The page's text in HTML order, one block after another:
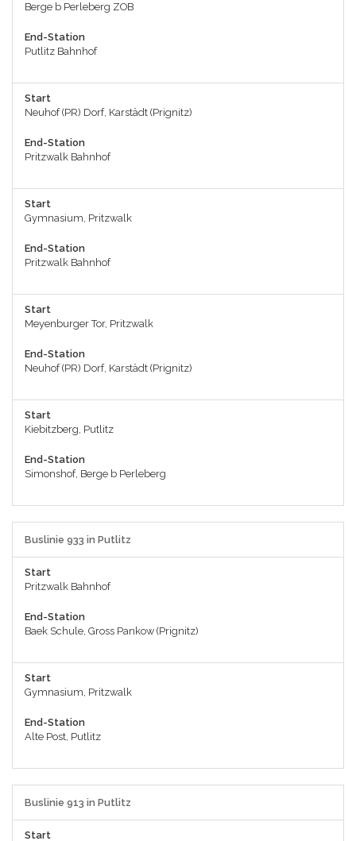
Berge b Perleberg ZOB
End-Station
Putlitz Bahnhof
Start
Neuhof (PR) Dorf, Karstädt (Prignitz)
End-Station
Pritzwalk Bahnhof
Start
Gymnasium, Pritzwalk
End-Station
Pritzwalk Bahnhof
Start
Meyenburger Tor, Pritzwalk
End-Station
Neuhof (PR) Dorf, Karstädt (Prignitz)
Start
Kiebitzberg, Putlitz
End-Station
Simonshof, Berge b Perleberg
Buslinie 933 in Putlitz
Start
Pritzwalk Bahnhof
End-Station
Baek Schule, Gross Pankow (Prignitz)
Start
Gymnasium, Pritzwalk
End-Station
Alte Post, Putlitz
Buslinie 913 in Putlitz
Start